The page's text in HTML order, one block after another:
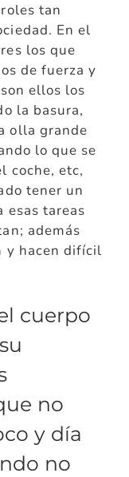
tan
En el
los que
de fuerza y
ellos los
la basura,
olla grande
lo que se
coche, etc,
tener un
esas tareas
además
y hacen difícil
cuerpo
no
y día
no